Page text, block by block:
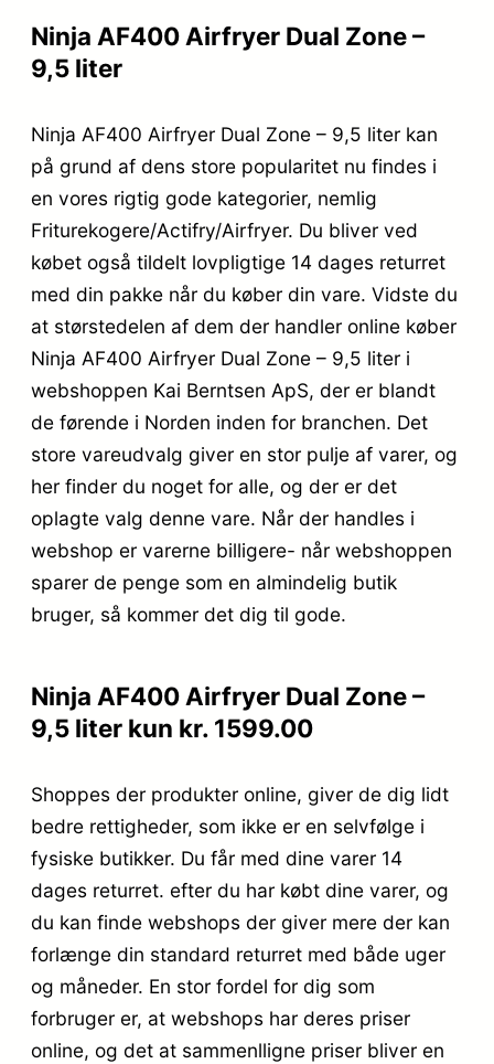
Ninja AF400 Airfryer Dual Zone –
9,5 liter
Ninja AF400 Airfryer Dual Zone – 9,5 liter kan
på grund af dens store popularitet nu findes i
en vores rigtig gode kategorier, nemlig
Friturekogere/Actifry/Airfryer. Du bliver ved
købet også tildelt lovpligtige 14 dages returret
med din pakke når du køber din vare. Vidste du
at størstedelen af dem der handler online køber
Ninja AF400 Airfryer Dual Zone – 9,5 liter i
webshoppen Kai Berntsen ApS, der er blandt
de førende i Norden inden for branchen. Det
store vareudvalg giver en stor pulje af varer, og
her finder du noget for alle, og der er det
oplagte valg denne vare. Når der handles i
webshop er varerne billigere- når webshoppen
sparer de penge som en almindelig butik
bruger, så kommer det dig til gode.
Ninja AF400 Airfryer Dual Zone –
9,5 liter kun kr. 1599.00
Shoppes der produkter online, giver de dig lidt
bedre rettigheder, som ikke er en selvfølge i
fysiske butikker. Du får med dine varer 14
dages returret. efter du har købt dine varer, og
du kan finde webshops der giver mere der kan
forlænge din standard returret med både uger
og måneder. En stor fordel for dig som
forbruger er, at webshops har deres priser
online, og det at sammenlligne priser bliver en